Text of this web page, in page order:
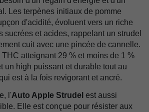
Les terpènes initiaux de pomme
d'acidité, évoluent vers un riche
sucrées et acides, rappelant un strudel
cuit avec une pincée de cannelle.
atteignant 29 % et moins de 1 %
un high puissant et durable tout au
est à la fois revigorant et ancré.
l'Auto Apple Strudel est aussi
Elle est conçue pour résister aux